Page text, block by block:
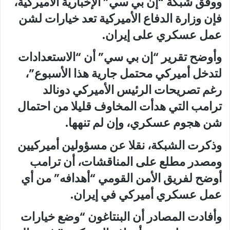
فإن وزارة الدفاع الأميركية تعد خيارات لشن
عمل عسكري على إيران.
وأوضح تقرير “إن بي سي” أن “الاستعدادات
لتدخل أميركي محتمل جارية هذا الأسبوع”،
رغم تصريحات الرئيس الأميركي دونالد
ترامب التي هدأت المخاوف قليلا من احتمال
شن هجوم عسكري، وإن لم تنهها.
وذكرت الشبكة، نقلا عن مسؤولين أميركيين
ومصدر مطلع على المناقشات، أن ترامب
أوضح لفريق الأمن القومي “أهدافه” من أي
عمل عسكري أميركي في إيران.
وأفادت المصادر أن البنتاغون “وضع خيارات